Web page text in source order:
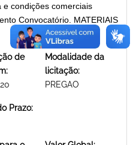
condições comerciais
Convocatório. MATERIAIS
de
Modalidade da
licitação:
PREGAO
Prazo: